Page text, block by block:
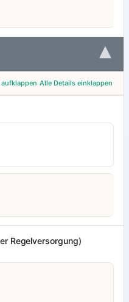
▾
Alle Details einklappen
Regelversorgung)